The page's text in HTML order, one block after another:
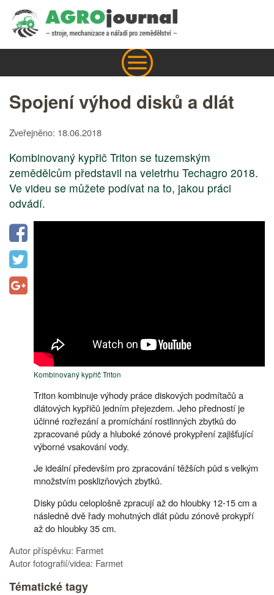
Spojení výhod disků a dlát
Zveřejněno: 18.06.2018
Kombinovaný kypřič Triton se tuzemským
zemědělcům představil na veletrhu Techagro 2018.
Ve videu se můžete podívat na to, jakou práci
odvádí.
Kombinovaný kypřič Triton
Triton kombinuje výhody práce diskových podmítačů a
dlátových kypřičů jedním přejezdem. Jeho předností je
účinné rozřezání a promíchání rostlinných zbytků do
zpracované půdy a hluboké zónové prokypření zajišťující
výborné vsakování vody.
Je ideální především pro zpracování těžších půd s velkým
množstvím posklizňových zbytků.
Disky půdu celoplošně zpracují až do hloubky 12-15 cm a
následně dvě řady mohutných dlát půdu zónově prokypří
až do hloubky 35 cm.
Autor příspěvku: Farmet
Autor fotografií/videa: Farmet
Tématické tagy